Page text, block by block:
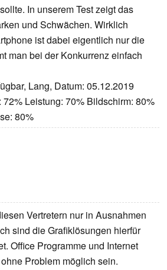
In unserem Test zeigt das
und Schwächen. Wirklich
ist dabei eigentlich nur die
man bei der Konkurrenz einfach
Lang, Datum: 05.12.2019
: 72% Leistung: 70% Bildschirm: 80%
80%
Vertretern nur in Ausnahmen
sind die Grafiklösungen hierfür
Office Programme und Internet
Problem möglich sein.